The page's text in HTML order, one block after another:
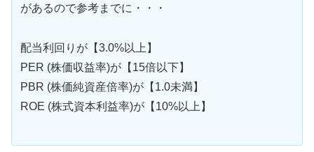
があるので参考までに・・・
配当利回りが【3.0%以上】
PER (株価収益率)が【15倍以下】
PBR (株価純資産倍率)が【1.0未満】
ROE (株式資本利益率)が【10%以上】